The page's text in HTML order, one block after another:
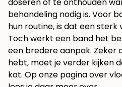
doseren of te onthouden
behandeling nodig is. Voor
hun routine, is dat een sterk
Toch werkt een band het
een bredere aanpak. Zeker
hebt, moet je verder kijken
kat. Op onze pagina over